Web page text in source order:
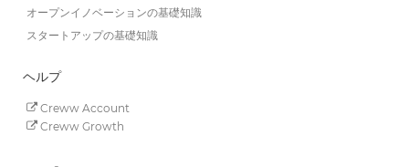
オープンイノベーションの基礎知識
スタートアップの基礎知識
ヘルプ
Creww Account
Creww Growth